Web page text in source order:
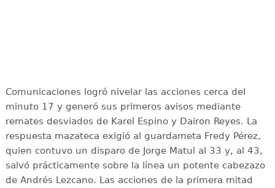
Comunicaciones logró nivelar las acciones cerca del
minuto 17 y generó sus primeros avisos mediante
remates desviados de Karel Espino y Dairon Reyes. La
respuesta mazateca exigió al guardameta Fredy Pérez,
quien contuvo un disparo de Jorge Matul al 33 y, al 43,
salvó prácticamente sobre la línea un potente cabezazo
de Andrés Lezcano. Las acciones de la primera mitad